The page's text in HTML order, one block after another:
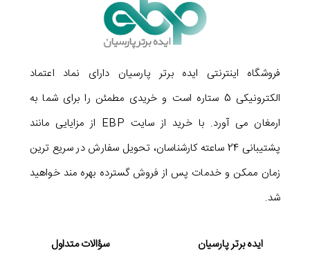
ایزوله و کاملاً تمیز را برای شما به ارمغان می آورد. تایمر،
قابلیت شروع خودکار (Auto Start)، قابلیت کارکرد هوشمند
دیگر امکاناتاسپلیت 24000 جی پلاس GAC-HF24TQ3C
به شمار می آیند. در مجموع این کولر گازی تمام امکانات
مدل های استاندارد را به طور یکجا در اختیار شما قرار می
دهد و تا چندین سال نیاز شما به خرید کولر گازی برای
فروشگاه اینترنتی ایده برتر پارسیان دارای نماد اعتماد
الکترونیکی 5 ستاره است و خریدی مطمئن را برای شما به
ارمغان می آورد. با خرید از سایت EBP از مزایایی مانند
پشتیبانی 24 ساعته کارشناسان، تحویل سفارش در سریع ترین
زمان ممکن و خدمات پس از فروش گسترده بهره مند خواهید
شد.
ایده برتر پارسیان سؤالات متداول